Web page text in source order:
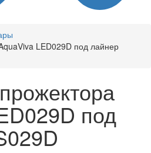
LED029D под лайнер
под